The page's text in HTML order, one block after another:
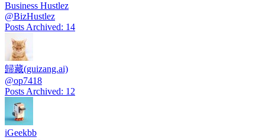
Business Hustlez
@BizHustlez
Posts Archived: 14
歸藏(guizang.ai)
@op7418
Posts Archived: 12
iGeekbb